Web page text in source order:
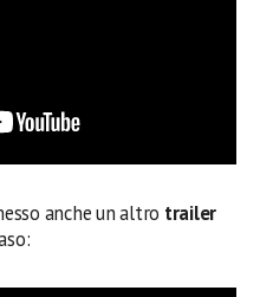
anche un altro trailer